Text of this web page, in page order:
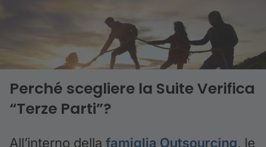
Perché scegliere la Suite Verifica
“Terze Parti”?
All’interno della famiglia Outsourcing, le